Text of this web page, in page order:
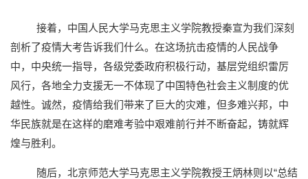
接着，中国人民大学马克思主义学院教授秦宣为我们深刻
剖析了疫情大考告诉我们什么。在这场抗击疫情的人民战争
中，中央统一指导，各级党委政府积极行动，基层党组织雷厉
风行，各地全力支援无一不体现了中国特色社会主义制度的优
越性。诚然，疫情给我们带来了巨大的灾难，但多难兴邦，中
华民族就是在这样的磨难考验中艰难前行并不断奋起，铸就辉
煌与胜利。
随后，北京师范大学马克思主义学院教授王炳林则以“总结